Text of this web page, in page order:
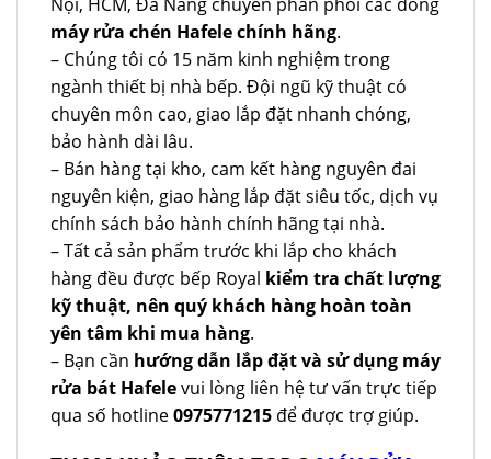
máy rửa chén Hafele chính hãng.
– Chúng tôi có 15 năm kinh nghiệm trong
ngành thiết bị nhà bếp. Đội ngũ kỹ thuật có
chuyên môn cao, giao lắp đặt nhanh chóng,
bảo hành dài lâu.
– Bán hàng tại kho, cam kết hàng nguyên đai
nguyên kiện, giao hàng lắp đặt siêu tốc, dịch vụ
chính sách bảo hành chính hãng tại nhà.
– Tất cả sản phẩm trước khi lắp cho khách
hàng đều được bếp Royal kiểm tra chất lượng
kỹ thuật, nên quý khách hàng hoàn toàn
yên tâm khi mua hàng.
– Bạn cần hướng dẫn lắp đặt và sử dụng máy
rửa bát Hafelevui lòng liên hệ tư vấn trực tiếp
qua số hotline0975771215 để được trợ giúp.